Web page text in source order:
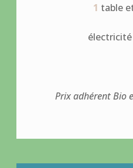
1 table
Prix adhérent Bio